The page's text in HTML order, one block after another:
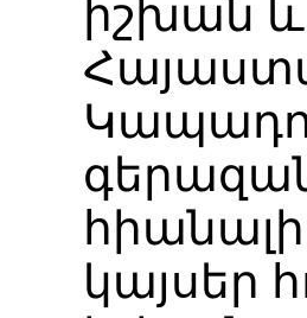
իշխան
կայսեր